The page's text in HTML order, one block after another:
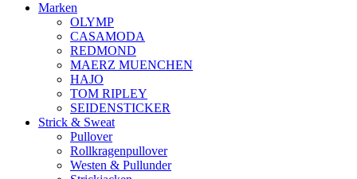
Marken
OLYMP
CASAMODA
REDMOND
MAERZ MUENCHEN
HAJO
TOM RIPLEY
SEIDENSTICKER
Strick & Sweat
Pullover
Rollkragenpullover
Westen & Pullunder